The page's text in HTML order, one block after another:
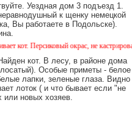
Уездная дом 3 подъезд 1.
к щенку немецкой
Вы работаете в Подольске).
Персиковый окрас, не
кот. В лесу, в районе дома
Особые приметы - белое
лапки, зеленые глаза. Видно
лоток ( и что бывает если "не
новых хозяев.